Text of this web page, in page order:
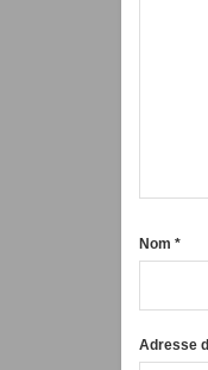
Nom *
Adresse